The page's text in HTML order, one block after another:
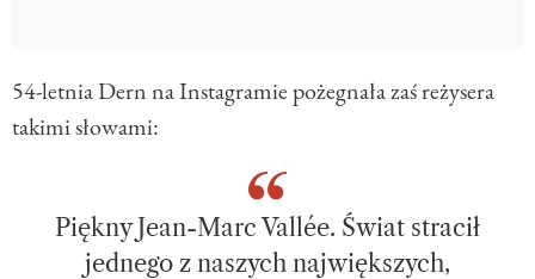
54-letnia Dern na Instagramie pożegnała zaś reżysera
takimi słowami:
Piękny Jean-Marc Vallée. Świat stracił
jednego z naszych największych,